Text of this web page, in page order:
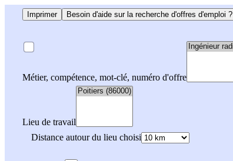
Imprimer Besoin d'aide sur la recherche d'offres d'emploi ?
Métier, compétence, mot-clé, numéro d'offre
Lieu de travail
Distance autour du lieu choisi